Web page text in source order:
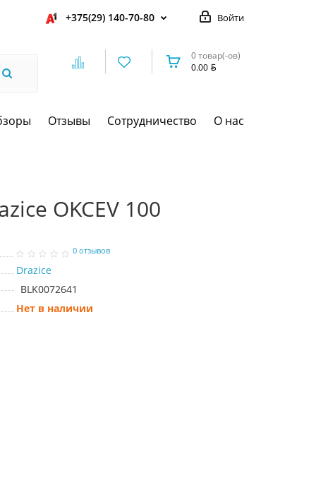
Войти
+375(29) 140-70-80
0 товар(-ов)
0.00
Отзывы Сотрудничество О нас
OKCEV 100
0 отзывов
Drazice
BLK0072641
Нет в наличии